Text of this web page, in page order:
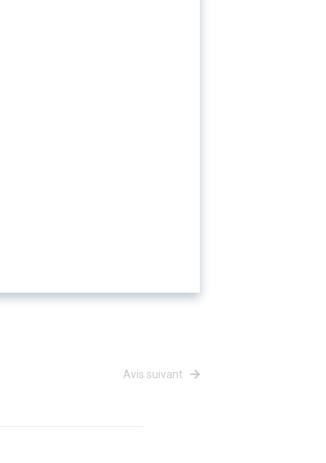
Avis suivant